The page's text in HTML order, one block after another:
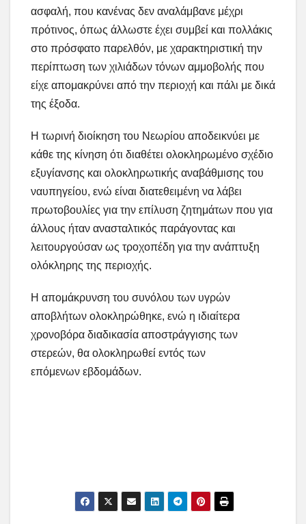
ασφαλή, που κανένας δεν αναλάμβανε μέχρι
πρότινος, όπως άλλωστε έχει συμβεί και πολλάκις
στο πρόσφατο παρελθόν, με χαρακτηριστική την
περίπτωση των χιλιάδων τόνων αμμοβολής που
είχε απομακρύνει από την περιοχή και πάλι με δικά
της έξοδα.
Η τωρινή διοίκηση του Νεωρίου αποδεικνύει με
κάθε της κίνηση ότι διαθέτει ολοκληρωμένο σχέδιο
εξυγίανσης και ολοκληρωτικής αναβάθμισης του
ναυπηγείου, ενώ είναι διατεθειμένη να λάβει
πρωτοβουλίες για την επίλυση ζητημάτων που για
άλλους ήταν ανασταλτικός παράγοντας και
λειτουργούσαν ως τροχοπέδη για την ανάπτυξη
ολόκληρης της περιοχής.
Η απομάκρυνση του συνόλου των υγρών
αποβλήτων ολοκληρώθηκε, ενώ η ιδιαίτερα
χρονοβόρα διαδικασία αποστράγγισης των
στερεών, θα ολοκληρωθεί εντός των
επόμενων εβδομάδων.